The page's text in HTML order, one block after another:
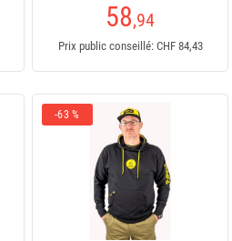
58,94
Prix public conseillé: CHF 84,43
-63 %